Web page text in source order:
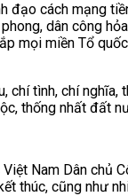
cách mạng
dân công
mọi miền Tổ
chí tình, chí
thống nhất đất
Nam Dân
thúc, cũng như